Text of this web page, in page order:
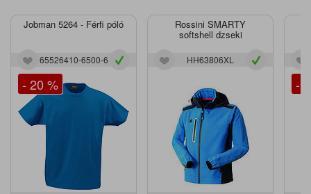
Jobman 5264 - Férfi póló
65526410-6500-6
- 20 %
Rossini SMARTY
softshell dzseki
HH63806XL
-